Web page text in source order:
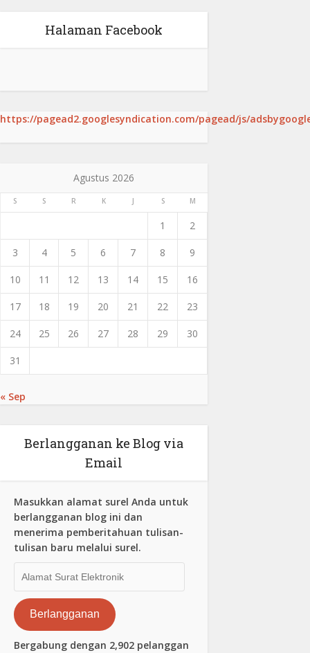
Halaman Facebook
https://pagead2.googlesyndication.com/pagead/js/
Agustus 2026
S S R K J S M
1 2
3 4 5 6 7 8 9
10 11 12 13 14 15 16
17 18 19 20 21 22 23
24 25 26 27 28 29 30
31
« Sep
Berlangganan ke Blog via
Email
Masukkan alamat surel Anda untuk
berlangganan blog ini dan
menerima pemberitahuan tulisan-
tulisan baru melalui surel.
Surat
Elektronik
Berlangganan
Bergabung dengan 2,902 pelanggan